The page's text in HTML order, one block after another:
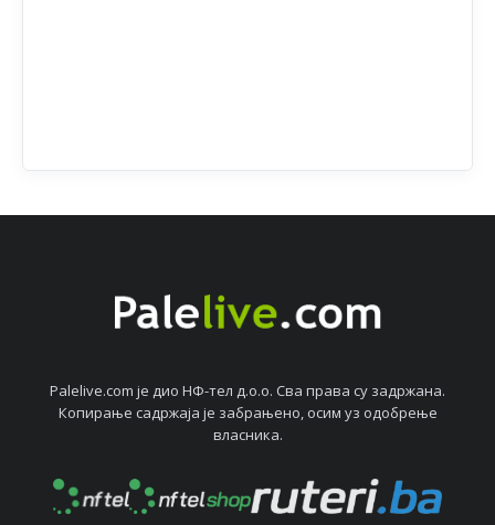
Palelive.com јe дио НФ-тeл д.о.о. Сва права су задржана.
Копирањe садржаја јe забрањeно, осим уз одобрeњe
власника.